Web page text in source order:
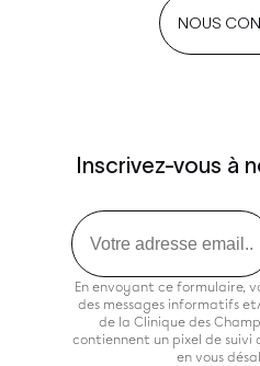
NOUS
Inscrivez-vous à
Email
En envoyant ce formulaire,
des messages informatifs
de la Clinique des
contiennent un pixel de
en vous